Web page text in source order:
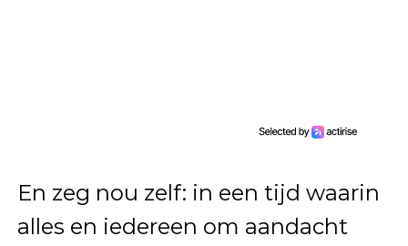
En zeg nou zelf: in een tijd waarin
alles en iedereen om aandacht